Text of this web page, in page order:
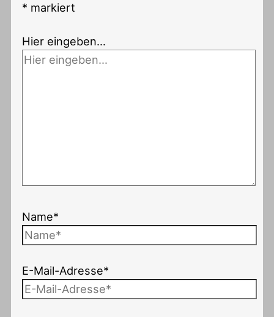
* markiert
Hier eingeben…
Name*
E-Mail-Adresse*